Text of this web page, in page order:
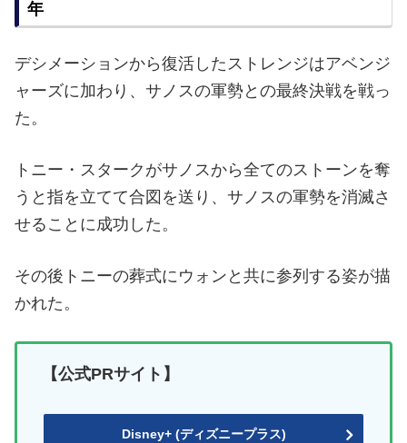
年
デシメーションから復活したストレンジはアベンジ
ャーズに加わり、サノスの軍勢との最終決戦を戦っ
た。
トニー・スタークがサノスから全てのストーンを奪
うと指を立てて合図を送り、サノスの軍勢を消滅さ
せることに成功した。
その後トニーの葬式にウォンと共に参列する姿が描
かれた。
【公式PRサイト】
Disney+ (ディズニープラス)